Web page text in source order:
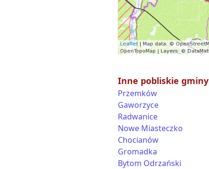
Inne pobliskie gminy
Przemków
Gaworzyce
Radwanice
Nowe Miasteczko
Chocianów
Gromadka
Bytom Odrzański